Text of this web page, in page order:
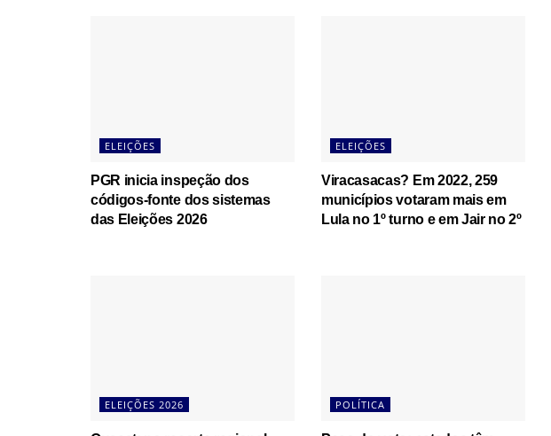
ELEIÇÕES
PGR inicia inspeção dos
códigos-fonte dos sistemas
das Eleições 2026
ELEIÇÕES
Viracasacas? Em 2022, 259
municípios votaram mais em
Lula no 1º turno e em Jair no 2º
ELEIÇÕES 2026 POLÍTICA